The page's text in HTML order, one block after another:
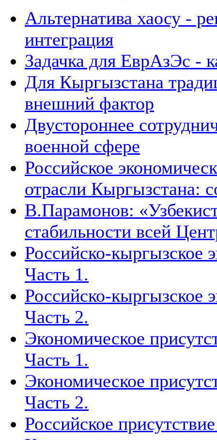
Альтернатива хаосу -
интеграция
Задачка для ЕврАзЭс -
Для Кыргызстана
внешний фактор
Двустороннее
военной сфере
Российское
отрасли Кыргызстана:
В.Парамонов:
стабильности всей
Российско-кыргызское
Часть 1.
Российско-кыргызское
Часть 2.
Экономическое
Часть 1.
Экономическое
Часть 2.
Российское